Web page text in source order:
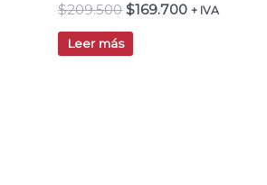
$209.500 $169.700 + IVA
Leer más